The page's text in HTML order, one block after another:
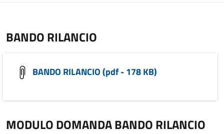
BANDO RILANCIO
BANDO RILANCIO (pdf - 178 KB)
MODULO DOMANDA BANDO RILANCIO